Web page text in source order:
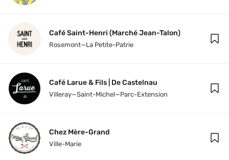
Café Saint-Henri (Marché Jean-Talon)
Rosemont—La Petite-Patrie
Café Larue & Fils | De Castelnau
Villeray—Saint-Michel—Parc-Extension
Chez Mère-Grand
Ville-Marie